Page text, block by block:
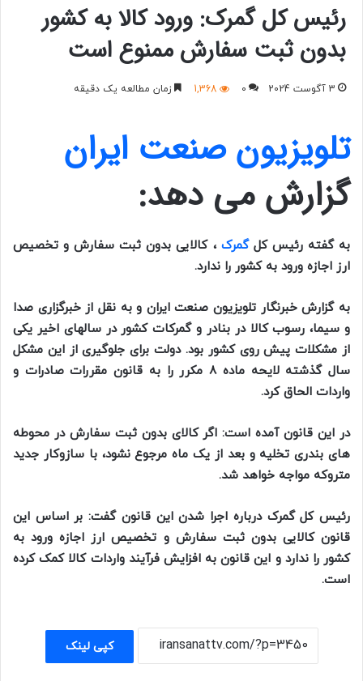
رئیس کل گمرک: ورود کالا به کشور
بدون ثبت سفارش ممنوع است
3 آگوست 2024 0
1,368 زمان مطالعه یک دقیقه
تلویزیون صنعت ایران
گزارش می دهد:
به گفته رئیس کلگمرک ، کالایی بدون ثبت سفارش و تخصیص
ارز اجازه ورود به کشور را ندارد.
به گزارش خبرنگار تلویزیون صنعت ایران و به نقل از خبرگزاری صدا
و سیما، رسوب کالا در بنادر و گمرکات کشور در سالهای اخیر یکی
از مشکلات پیش روی کشور بود. دولت برای جلوگیری از این مشکل
سال گذشته لایحه ماده ۸ مکرر را به قانون مقررات صادرات و
واردات الحاق کرد.
در این قانون آمده است: اگر کالای بدون ثبت سفارش در محوطه
های بندری تخلیه و بعد از یک ماه مرجوع نشود، با سازوکار جدید
متروکه مواجه خواهد شد.
رئیس کل گمرک درباره اجرا شدن این قانون گفت: بر اساس این
قانون کالایی بدون ثبت سفارش و تخصیص ارز اجازه ورود به
کشور را ندارد و این قانون به افزایش فرآیند واردات کالا کمک کرده
است.
کپی لینک